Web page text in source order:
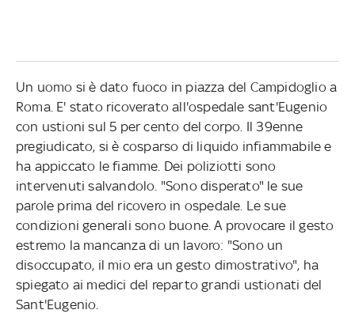
Un uomo si è dato fuoco in piazza del Campidoglio a
Roma. E' stato ricoverato all'ospedale sant'Eugenio
con ustioni sul 5 per cento del corpo. Il 39enne
pregiudicato, si è cosparso di liquido infiammabile e
ha appiccato le fiamme. Dei poliziotti sono
intervenuti salvandolo. "Sono disperato" le sue
parole prima del ricovero in ospedale. Le sue
condizioni generali sono buone. A provocare il gesto
estremo la mancanza di un lavoro: "Sono un
disoccupato, il mio era un gesto dimostrativo", ha
spiegato ai medici del reparto grandi ustionati del
Sant'Eugenio.